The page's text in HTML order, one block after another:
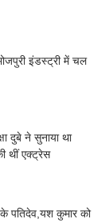
इंडस्ट्री में चल
दुबे ने सुनाया था
थीं एक्ट्रेस
पतिदेव,यश कुमार को